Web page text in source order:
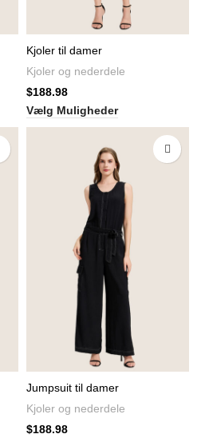
Kjoler til damer
Kjoler og nederdele
$188.98
Vælg Muligheder
Jumpsuit til damer
Kjoler og nederdele
$188.98